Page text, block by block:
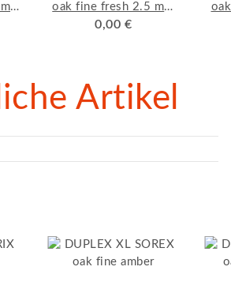
oak fine fresh 2.5 mm
design flor "kleben"
0,00 €
Artikel